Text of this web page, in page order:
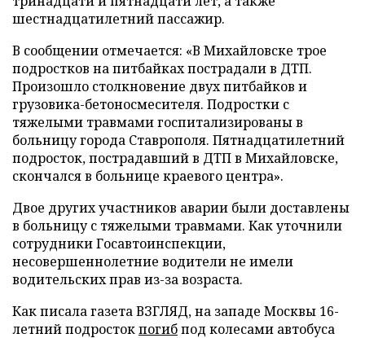
шестнадцатилетний пассажир.
В сообщении отмечается: «В Михайловске трое
подростков на питбайках пострадали в ДТП.
Произошло столкновение двух питбайков и
грузовика-бетоносмесителя. Подростки с
тяжелыми травмами госпитализированы в
больницу города Ставрополя. Пятнадцатилетний
подросток, пострадавший в ДТП в Михайловске,
скончался в больнице краевого центра».
Двое других участников аварии были доставлены
в больницу с тяжелыми травмами. Как уточнили
сотрудники Госавтоинспекции,
несовершеннолетние водители не имели
водительских прав из-за возраста.
Как писала газета ВЗГЛЯД, на западе Москвы 16-
летний подростокпогибпод колесами автобуса